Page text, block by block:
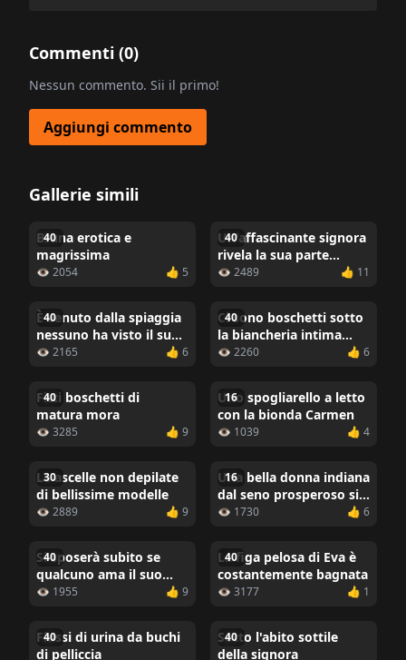
Commenti (0)
Nessun commento. Sii il primo!
Aggiungi commento
Gallerie simili
40
Bruna erotica e
magrissima
👁 2054 👍 5
40
Un'affascinante signora
rivela la sua parte
intima del corpo
👁 2489 👍 11
40
È venuto dalla spiaggia
nessuno ha visto il suo
cespuglio in mutandine
👁 2165 👍 6
40
Ci sono boschetti sotto
la biancheria intima
rosa
👁 2260 👍 6
40
Fitti boschetti di
matura mora
👁 3285 👍 9
16
Uno spogliarello a letto
con la bionda Carmen
👁 1039 👍 4
30
Le ascelle non depilate
di bellissime modelle
👁 2889 👍 9
16
Una bella donna indiana
dal seno prosperoso si
spoglia nel corridoio di
👁 1730 👍 6
40
Si sposerà subito se
qualcuno ama il suo
buco
👁 1955 👍 9
40
La figa pelosa di Eva è
costantemente bagnata
👁 3177 👍 1
40
Flussi di urina da buchi
di pelliccia
40
Sotto l'abito sottile
della signora